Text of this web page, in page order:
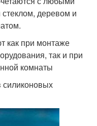
деревом и
как при монтаже
так и при
комнаты
силиконовых